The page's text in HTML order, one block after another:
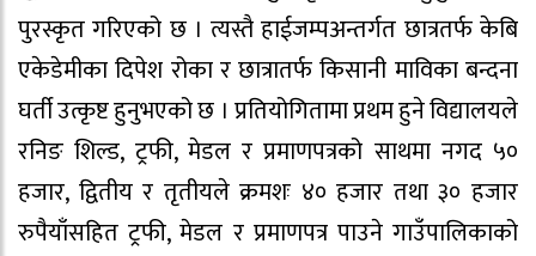
पुरस्कृत गरिएको छ । त्यस्तै हाईजम्पअन्तर्गत छात्रतर्फ केबि
एकेडेमीका दिपेश रोका र छात्रातर्फ किसानी माविका बन्दना
घर्ती उत्कृष्ट हुनुभएको छ । प्रतियोगितामा प्रथम हुने विद्यालयले
रनिङ शिल्ड, ट्रफी, मेडल र प्रमाणपत्रको साथमा नगद ५०
हजार, द्वितीय र तृतीयले क्रमशः ४० हजार तथा ३० हजार
रुपैयाँसहित ट्रफी, मेडल र प्रमाणपत्र पाउने गाउँपालिकाको